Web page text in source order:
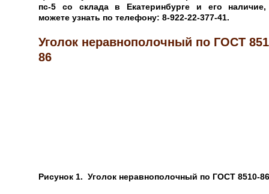
пс-5 со склада в Екатеринбурге и его
можете узнать по телефону: 8-922-22-377-41.
Уголок неравнополочный по ГОСТ
86
Рисунок 1. Уголок неравнополочный по ГОСТ 8510-86